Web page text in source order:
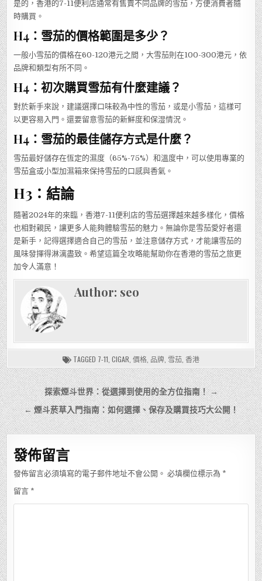
是的，香港的7-11便利店通常有售賣不同品牌的雪茄，方便消費者隨
時購買。
H4：雪茄的價格範圍是多少？
一般小雪茄的價格在60-120港元之間，大雪茄則在100-300港元，依
品牌和類型有所不同。
H4：初次購買雪茄有什麼建議？
對於新手來說，建議選擇口味較為中性的雪茄，或是小雪茄，這樣可
以更容易入門。還要留意雪茄的新鮮度和保湿情況。
H4：雪茄的最佳儲存方式是什麼？
雪茄最好儲存在恆定的濕度（65%-75%）和溫度中，可以使用專業的
雪茄盒或小型加濕箱來保持雪茄的口感與香氣。
H3：結論
隨著2024年的來臨，香港7-11便利店的雪茄選擇越來越多樣化，價格
也相對親民，讓更多人能夠體驗雪茄的魅力。無論你是雪茄愛好者還
是新手，記得選擇適合自己的雪茄，並注意儲存方式，才能讓雪茄的
風味發揮得淋漓盡致。希望這篇全攻略能幫助你在香港的雪茄之旅更
加令人滿意！
Author: seo
TAGGED 7-11 CIGAR 價格 品牌 雪茄 香港
文
章
導
覽
探索煙斗世界：從選擇到使用的全方位指南！ →
← 煙斗菸草入門指南：如何選擇、保存及購買技巧大公開！
發佈留言
發佈留言必須填寫的電子郵件地址不會公開。 必填欄位標示為 *
留言 *